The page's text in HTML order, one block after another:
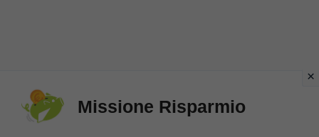
Missione Risparmio